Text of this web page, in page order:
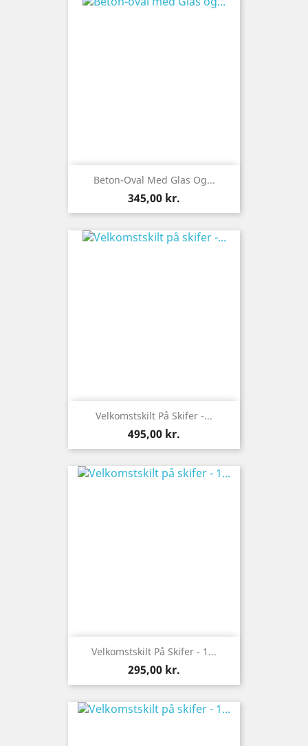
Beton-Oval Med Glas Og...
Pris
345,00 kr.
Velkomstskilt På Skifer -...
Pris
495,00 kr.
Velkomstskilt På Skifer - 1...
Pris
295,00 kr.